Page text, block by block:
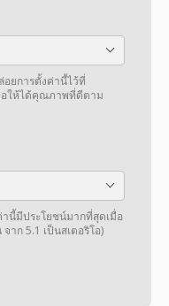
อยการตั้งค่านี้ไว้ที่
อให้ได้คุณภาพที่ดีตาม
นี้มีประโยชน์มากที่สุดเมื่อ
ก 5.1 เป็นสเตอริโอ)